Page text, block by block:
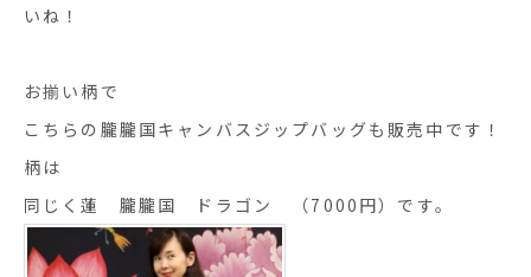
いね！
お揃い柄で
こちらの朧朧国キャンバスジップバッグも販売中です！
柄は
同じく蓮 朧朧国 ドラゴン （7000円）です。